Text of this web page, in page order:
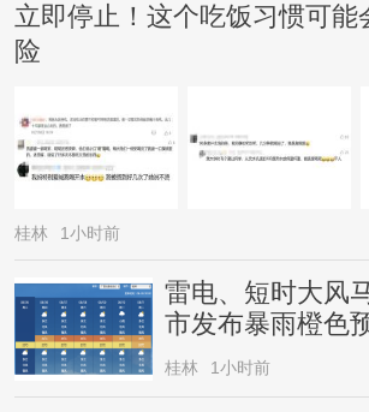
立即停止！这个吃饭习惯可能
险
桂林 1小时前
雷电、短时大风
市发布暴雨橙色
桂林 1小时前